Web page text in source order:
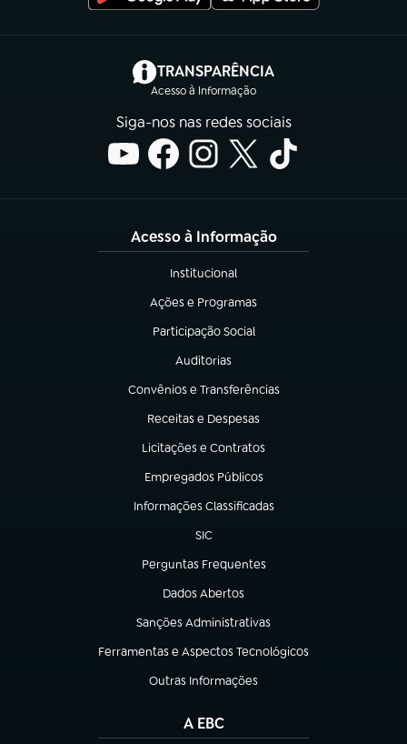
TRANSPARÊNCIA
Acesso à Informação
(abre em nova aba)
Siga-nos nas redes sociais
Acesso à Informação
Institucional
(abre em nova aba)
Ações e Programas
(abre em nova aba)
Participação Social
(abre em nova aba)
Auditorias
(abre em nova aba)
Convênios e Transferências
(abre em nova aba)
Receitas e Despesas
(abre em nova aba)
Licitações e Contratos
(abre em nova aba)
Empregados Públicos
(abre em nova aba)
Informações Classificadas
(abre em nova aba)
SIC
(abre em nova aba)
Perguntas Frequentes
(abre em nova aba)
Dados Abertos
(abre em nova aba)
Sanções Administrativas
(abre em nova aba)
Ferramentas e Aspectos Tecnológicos
(abre em nova aba)
Outras Informações
(abre em nova aba)
A EBC